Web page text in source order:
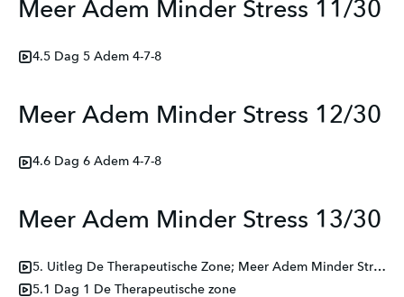
Meer Adem Minder Stress 11/30
4.5 Dag 5 Adem 4-7-8
Meer Adem Minder Stress 12/30
4.6 Dag 6 Adem 4-7-8
Meer Adem Minder Stress 13/30
5. Uitleg De Therapeutische Zone; Meer Adem Minder Stress
5.1 Dag 1 De Therapeutische zone